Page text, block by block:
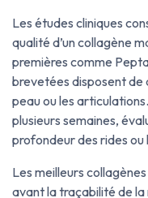
Les études cliniques
qualité d’un collagène
premières comme
brevetées disposent de
peau ou les
plusieurs semaines,
profondeur des rides
Les meilleurs
avant la traçabilité de